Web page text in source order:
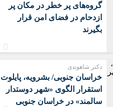
گروه‌های پر خطر در مکان پر
ازدحام در فضای امن قرار
بگیرند
دکتر شاهوندی
خراسان جنوبی/ بشرویه، پایلوت
استقرار الگوی «شهر دوستدار
سالمند» در خراسان جنوبی